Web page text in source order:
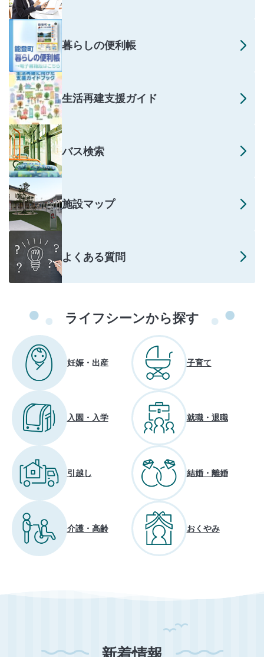
暮らしの便利帳
生活再建支援ガイド
バス検索
施設マップ
よくある質問
ライフシーンから探す
妊娠・出産 子育て
入園・入学 就職・退職
引越し 結婚・離婚
介護・高齢 おくやみ